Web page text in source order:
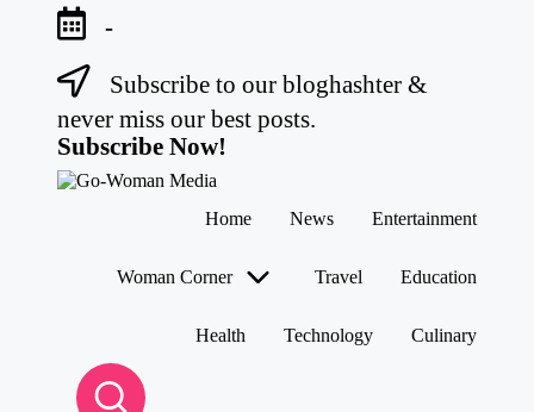
-
Subscribe to our bloghashter &
never miss our best posts.
Subscribe Now!
Home News Entertainment
Woman Corner Travel Education
Health Technology Culinary